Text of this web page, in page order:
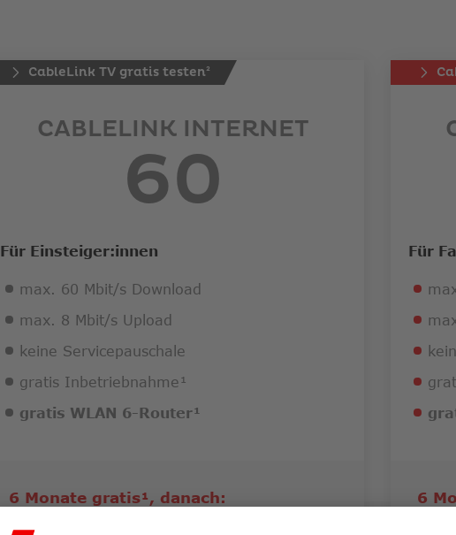
CableLink TV gratis testen²
CABLELINK INTERNET
60
Für Einsteiger:innen
max. 60 Mbit/s Download
max. 8 Mbit/s Upload
keine Servicepauschale
gratis Inbetriebnahme¹
gratis WLAN 6-Router¹
6 Monate gratis¹, danach:
Für
6